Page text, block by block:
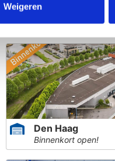
WeigerenAlmere Centrum
800 units vanaf 3m3
Den Haag
Binnenkort open!